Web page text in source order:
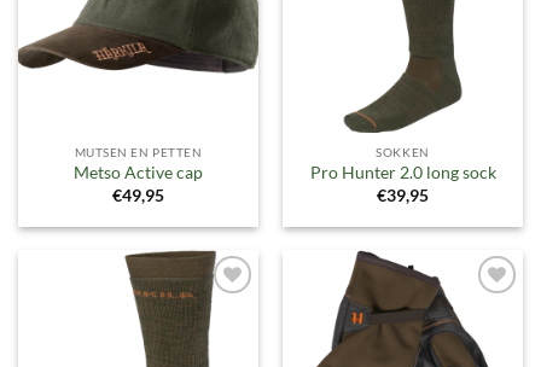
MUTSEN EN PETTEN
Metso Active cap
€49,95
SOKKEN
Pro Hunter 2.0 long sock
€39,95
Toevoegen
aan
verlanglijst
Toevoegen
aan
verlanglijst